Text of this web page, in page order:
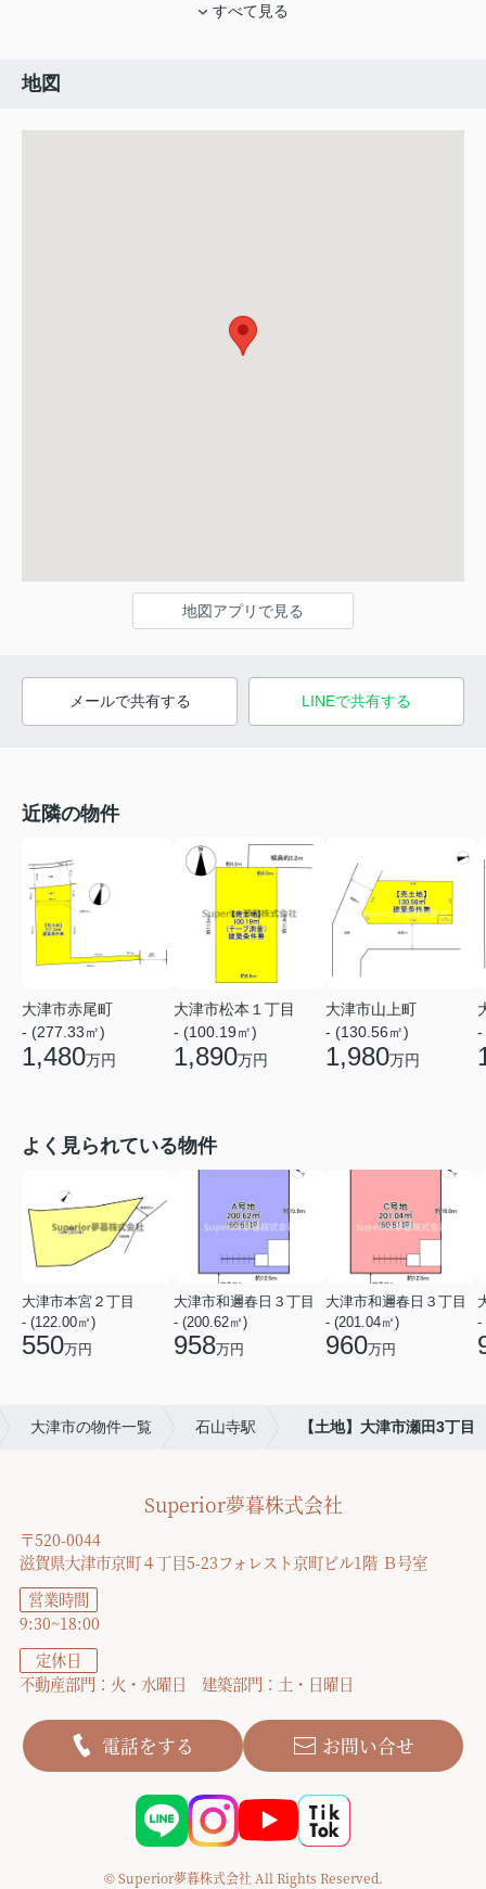
すべて見る
地図
地図アプリで見る
メールで共有する LINEで共有する
近隣の物件
大津市赤尾町
- (277.33㎡)
1,480万円
大津市松本１丁目
- (100.19㎡)
1,890万円
大津市山上町
- (130.56㎡)
1,980万円
-
よく見られている物件
大津市本宮２丁目
- (122.00㎡)
550万円
大津市和邇春日３丁目
- (200.62㎡)
958万円
大津市和邇春日３丁目
- (201.04㎡)
960万円
-
大津市の物件一覧 石山寺駅 【土地】大津市瀬田3丁目
Superior夢暮株式会社
〒520-0044
滋賀県大津市京町４丁目5-23フォレスト京町ビル1階 Ｂ号室
営業時間
9:30~18:00
定休日
不動産部門：火・水曜日 建築部門：土・日曜日
電話をする お問い合せ
© Superior夢暮株式会社 All Rights Reserved.